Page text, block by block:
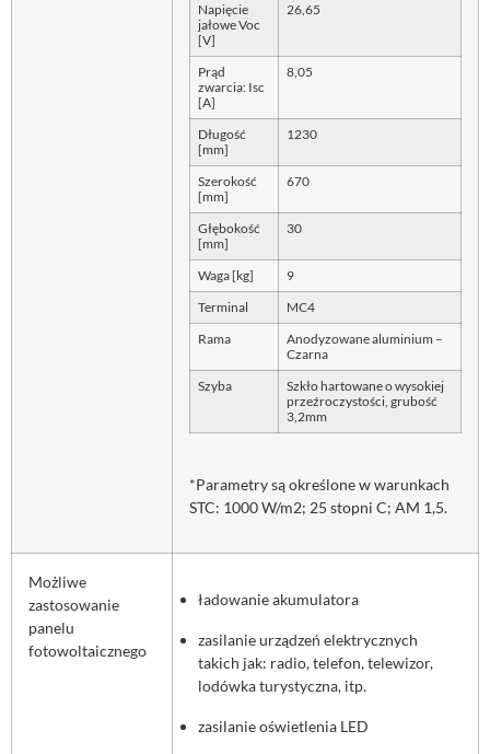
Napięcie
jałowe Voc
[V]
26,65
Prąd
zwarcia: Isc
[A]
8,05
Długość
[mm]
1230
Szerokość
[mm]
670
Głębokość
[mm]
30
Waga [kg] 9
Terminal MC4
Rama
Anodyzowane aluminium –
Czarna
Szyba
Szkło hartowane o wysokiej
przeźroczystości, grubość
3,2mm
*Parametry są określone w warunkach
STC: 1000 W/m2; 25 stopni C; AM 1,5.
Możliwe
zastosowanie
panelu
fotowoltaicznego
ładowanie akumulatora
zasilanie urządzeń elektrycznych
takich jak: radio, telefon, telewizor,
lodówka turystyczna, itp.
zasilanie oświetlenia LED